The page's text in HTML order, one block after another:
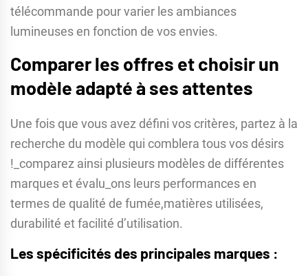
télécommande pour varier les ambiances
lumineuses en fonction de vos envies.
Comparer les offres et choisir un
modèle adapté à ses attentes
Une fois que vous avez défini vos critères, partez à la
recherche du modèle qui comblera tous vos désirs
!_comparez ainsi plusieurs modèles de différentes
marques et évalu_ons leurs performances en
termes de qualité de fumée,matières utilisées,
durabilité et facilité d’utilisation.
Les spécificités des principales marques :